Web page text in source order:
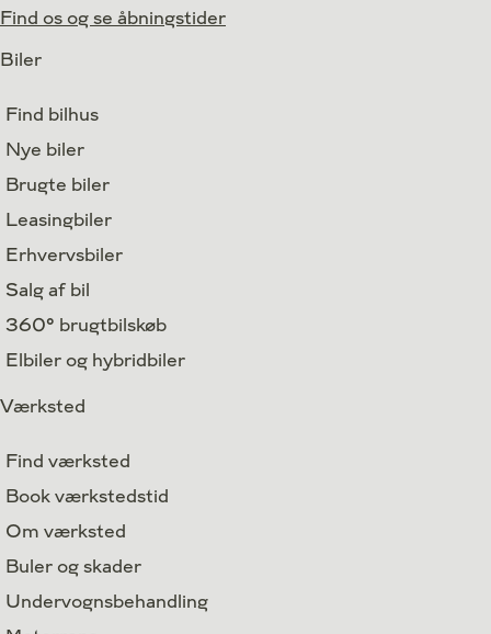
Find os og se åbningstider
Biler
Find bilhus
Nye biler
Brugte biler
Leasingbiler
Erhvervsbiler
Salg af bil
360° brugtbilskøb
Elbiler og hybridbiler
Værksted
Find værksted
Book værkstedstid
Om værksted
Buler og skader
Undervognsbehandling